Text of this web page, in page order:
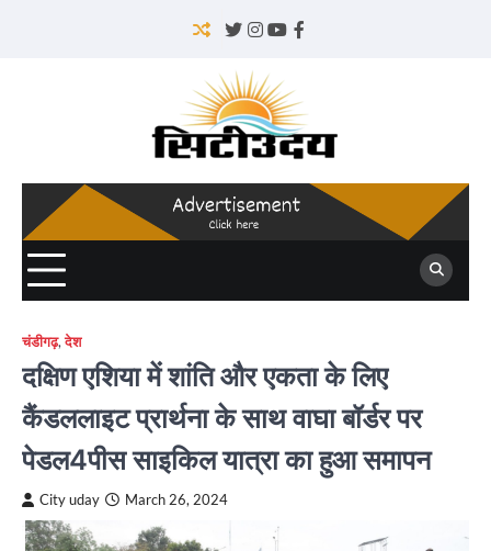
Twitter
Instagram
YouTube
Facebook
चंडीगढ़,देश
दक्षिण एशिया में शांति और एकता के लिए
कैंडललाइट प्रार्थना के साथ वाघा बॉर्डर पर
पेडल4पीस साइकिल यात्रा का हुआ समापन
City uday March 26, 2024